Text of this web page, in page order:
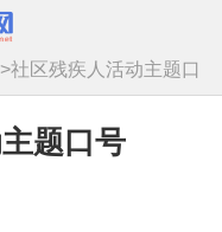
>社区残疾人活动主题口
题口号